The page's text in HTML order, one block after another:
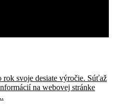
svoje desiate výročie. Súťaž
na webovej stránke